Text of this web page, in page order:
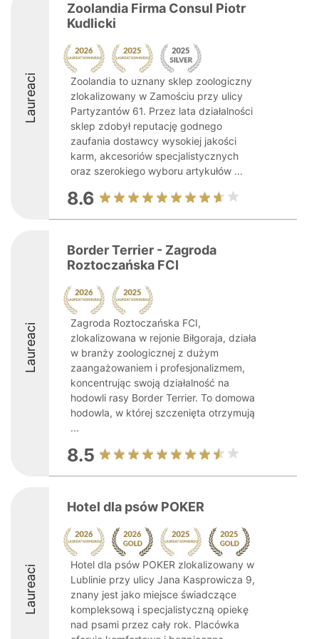
Laureaci
Zoolandia Firma Consul Piotr
Kudlicki
Zoolandia to uznany sklep zoologiczny
zlokalizowany w Zamościu przy ulicy
Partyzantów 61. Przez lata działalności
sklep zdobył reputację godnego
zaufania dostawcy wysokiej jakości
karm, akcesoriów specjalistycznych
oraz szerokiego wyboru artykułów ...
8.6
Laureaci
Border Terrier - Zagroda
Roztoczańska FCI
Zagroda Roztoczańska FCI,
zlokalizowana w rejonie Biłgoraja, działa
w branży zoologicznej z dużym
zaangażowaniem i profesjonalizmem,
koncentrując swoją działalność na
hodowli rasy Border Terrier. To domowa
hodowla, w której szczenięta otrzymują
...
8.5
Laureaci
Hotel dla psów POKER
Hotel dla psów POKER zlokalizowany w
Lublinie przy ulicy Jana Kasprowicza 9,
znany jest jako miejsce świadczące
kompleksową i specjalistyczną opiekę
nad psami przez cały rok. Placówka